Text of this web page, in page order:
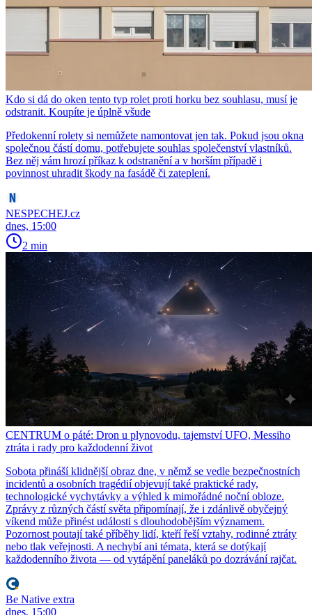
Kdo si dá do oken tento typ rolet proti horku bez souhlasu, musí je
odstranit. Koupíte je úplně všude
Předokenní rolety si nemůžete namontovat jen tak. Pokud jsou okna
společnou částí domu, potřebujete souhlas společenství vlastníků.
Bez něj vám hrozí příkaz k odstranění a v horším případě i
povinnost uhradit škody na fasádě či zateplení.
NESPECHEJ.cz
dnes, 15:00
2 min
CENTRUM o páté: Dron u plynovodu, tajemství UFO, Messiho
ztráta i rady pro každodenní život
Sobota přináší klidnější obraz dne, v němž se vedle bezpečnostních
incidentů a osobních tragédií objevují také praktické rady,
technologické vychytávky a výhled k mimořádné noční obloze.
Zprávy z různých částí světa připomínají, že i zdánlivě obyčejný
víkend může přinést události s dlouhodobějším významem.
Pozornost poutají také příběhy lidí, kteří řeší vztahy, rodinné ztráty
nebo tlak veřejnosti. A nechybí ani témata, která se dotýkají
každodenního života — od vytápění paneláků po dozrávání rajčat.
Be Native extra
dnes, 15:00